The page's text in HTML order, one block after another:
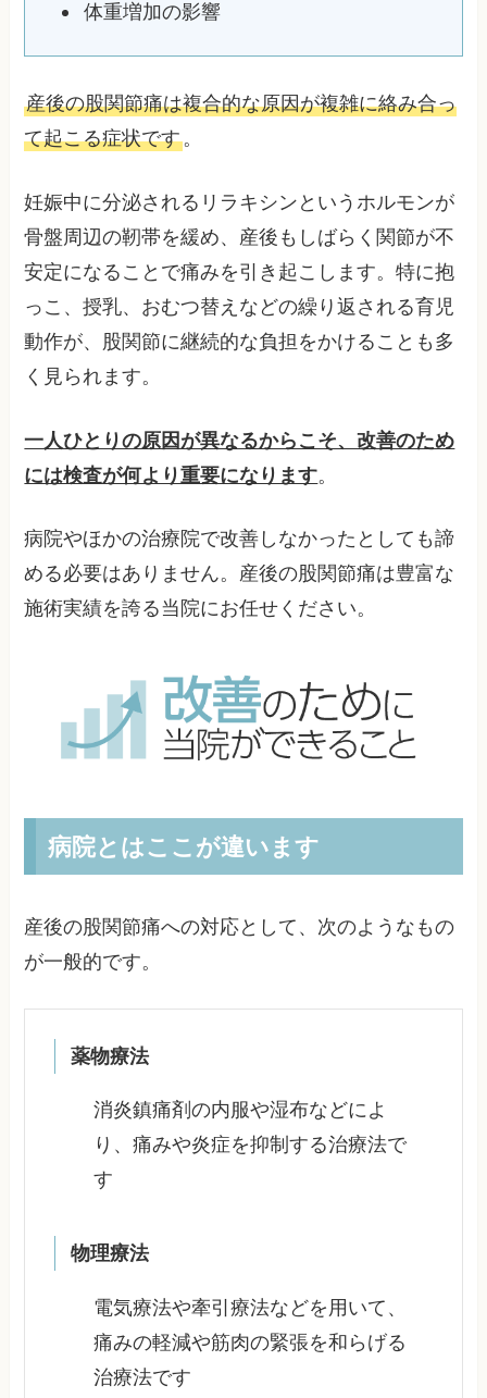
体重増加の影響
産後の股関節痛は複合的な原因が複雑に絡み合っ
て起こる症状です。
妊娠中に分泌されるリラキシンというホルモンが
骨盤周辺の靭帯を緩め、産後もしばらく関節が不
安定になることで痛みを引き起こします。特に抱
っこ、授乳、おむつ替えなどの繰り返される育児
動作が、股関節に継続的な負担をかけることも多
く見られます。
一人ひとりの原因が異なるからこそ、改善のため
には検査が何より重要になります。
病院やほかの治療院で改善しなかったとしても諦
める必要はありません。産後の股関節痛は豊富な
施術実績を誇る当院にお任せください。
病院とはここが違います
産後の股関節痛への対応として、次のようなもの
が一般的です。
薬物療法
消炎鎮痛剤の内服や湿布などによ
り、痛みや炎症を抑制する治療法で
す
物理療法
電気療法や牽引療法などを用いて、
痛みの軽減や筋肉の緊張を和らげる
治療法です